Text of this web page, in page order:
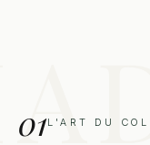
01L'ART DU